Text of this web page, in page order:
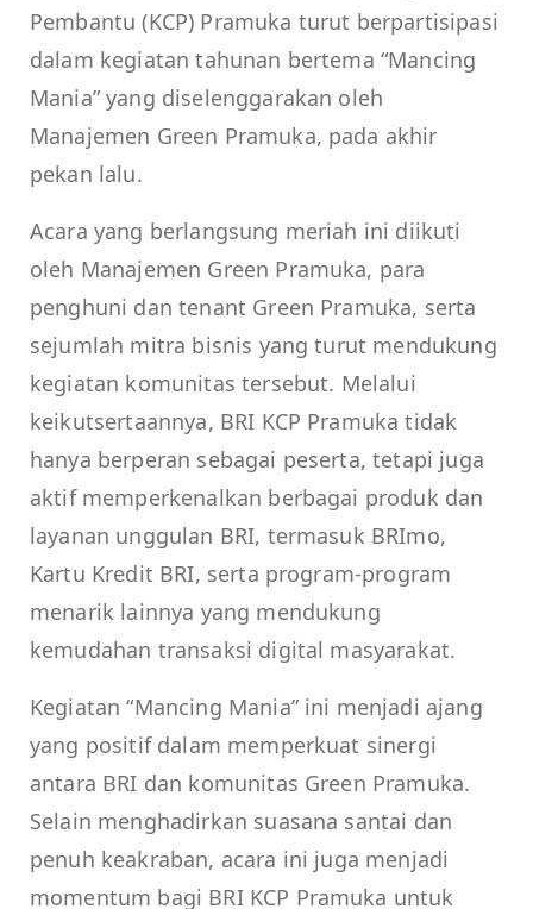
Pembantu (KCP) Pramuka turut berpartisipasi
dalam kegiatan tahunan bertema “Mancing
Mania” yang diselenggarakan oleh
Manajemen Green Pramuka, pada akhir
pekan lalu.
Acara yang berlangsung meriah ini diikuti
oleh Manajemen Green Pramuka, para
penghuni dan tenant Green Pramuka, serta
sejumlah mitra bisnis yang turut mendukung
kegiatan komunitas tersebut. Melalui
keikutsertaannya, BRI KCP Pramuka tidak
hanya berperan sebagai peserta, tetapi juga
aktif memperkenalkan berbagai produk dan
layanan unggulan BRI, termasuk BRImo,
Kartu Kredit BRI, serta program-program
menarik lainnya yang mendukung
kemudahan transaksi digital masyarakat.
Kegiatan “Mancing Mania” ini menjadi ajang
yang positif dalam memperkuat sinergi
antara BRI dan komunitas Green Pramuka.
Selain menghadirkan suasana santai dan
penuh keakraban, acara ini juga menjadi
momentum bagi BRI KCP Pramuka untuk